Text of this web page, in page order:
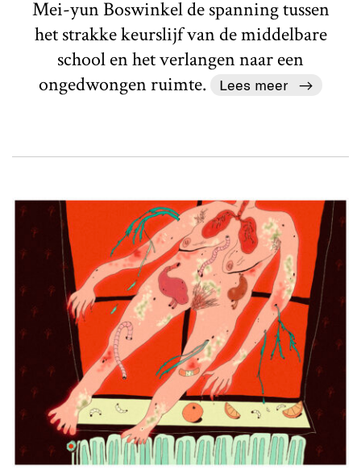
Mei-yun Boswinkel de spanning tussen
het strakke keurslijf van de middelbare
school en het verlangen naar een
ongedwongen ruimte.
Lees meer